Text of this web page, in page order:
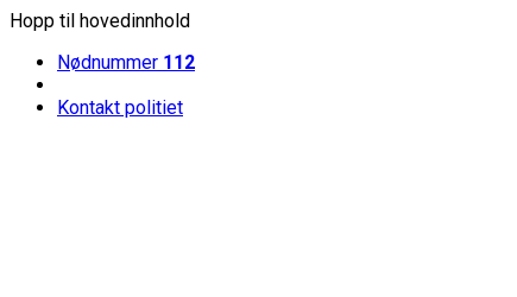
Hopp til hovedinnhold
Nødnummer 112
Kontakt politiet